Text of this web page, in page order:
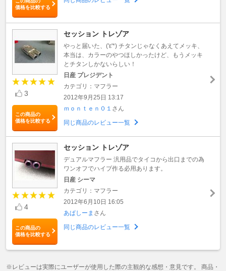
価格を比較する
3
この商品の
価格を比較する
セッション トレゾア
やっと届いた、('ε'*) チタンじゃなくあえてメッキ、
本当は、カラーのやつほしかったけど、もうメッキ
とチタンしかないらしい！
日産 プレジデント
カテゴリ：マフラー
2012年9月25日 13:17
ｍｏｎｔｅｎ０１ さん
同じ商品のレビュー一覧
4
この商品の
価格を比較する
セッション トレゾア
デュアルマフラー 汎用品でタイコから出口までの為
ワンオフでハイプ作る必用あります。
日産 シーマ
カテゴリ：マフラー
2012年6月10日 16:05
あぱしーま さん
同じ商品のレビュー一覧
※レビューは実際にユーザーが使用した際の主観的な感想・意見です。 商品・